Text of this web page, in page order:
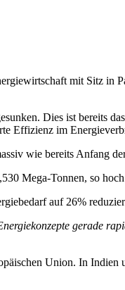
mit Sitz in
Dies ist bereits
Effizienz im
wie bereits Anfang
Mega-Tonnen, so
auf 26%
gerade
Union. In